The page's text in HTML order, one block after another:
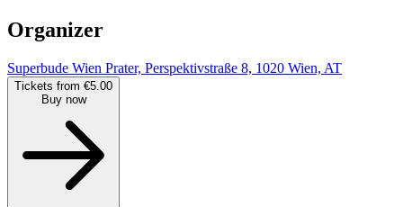
Organizer
Superbude Wien Prater, Perspektivstraße 8, 1020 Wien, AT
Tickets from €5.00
Buy now